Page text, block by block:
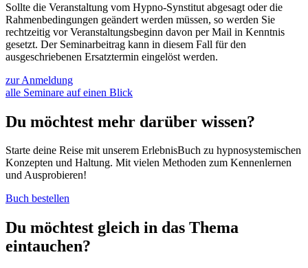
Sollte die Veranstaltung vom Hypno-Synstitut abgesagt oder die
Rahmenbedingungen geändert werden müssen, so werden Sie
rechtzeitig vor Veranstaltungsbeginn davon per Mail in Kenntnis
gesetzt. Der Seminarbeitrag kann in diesem Fall für den
ausgeschriebenen Ersatztermin eingelöst werden.
zur Anmeldung
alle Seminare auf einen Blick
Du möchtest mehr darüber wissen?
Starte deine Reise mit unserem ErlebnisBuch zu hypnosystemischen
Konzepten und Haltung. Mit vielen Methoden zum Kennenlernen
und Ausprobieren!
Buch bestellen
Du möchtest gleich in das Thema
eintauchen?